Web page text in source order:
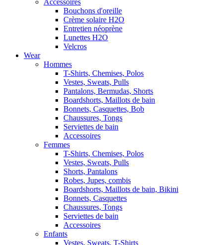
Accessoires
Bouchons d'oreille
Crème solaire H2O
Entretien néoprène
Lunettes H2O
Velcros
Wear
Hommes
T-Shirts, Chemises, Polos
Vestes, Sweats, Pulls
Pantalons, Bermudas, Shorts
Boardshorts, Maillots de bain
Bonnets, Casquettes, Bob
Chaussures, Tongs
Serviettes de bain
Accessoires
Femmes
T-Shirts, Chemises, Polos
Vestes, Sweats, Pulls
Shorts, Pantalons
Robes, Jupes, combis
Boardshorts, Maillots de bain, Bikini
Bonnets, Casquettes
Chaussures, Tongs
Serviettes de bain
Accessoires
Enfants
Vestes, Sweats, T-Shirts